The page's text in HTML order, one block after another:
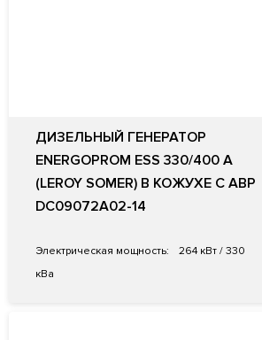
ДИЗЕЛЬНЫЙ ГЕНЕРАТОР
ENERGOPROM ESS 330/400 A
(LEROY SOMER) В КОЖУХЕ С АВР
DC09072A02-14
Электрическая мощность:
264 кВт / 330
кВа